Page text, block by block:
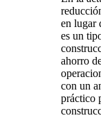
en lugar
es un
ahorro
con un
práctico